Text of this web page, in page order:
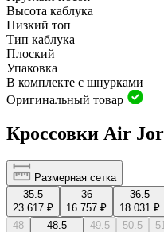
Высота каблука
Низкий топ
Тип каблука
Плоский
Упаковка
В комплекте с шнурками
Оригинальный товар
Кроссовки Air
Размерная сетка
35.5
23 617 ₽
36
16 757 ₽
36.5
18 031 ₽
48
48.5
49.5
50.5